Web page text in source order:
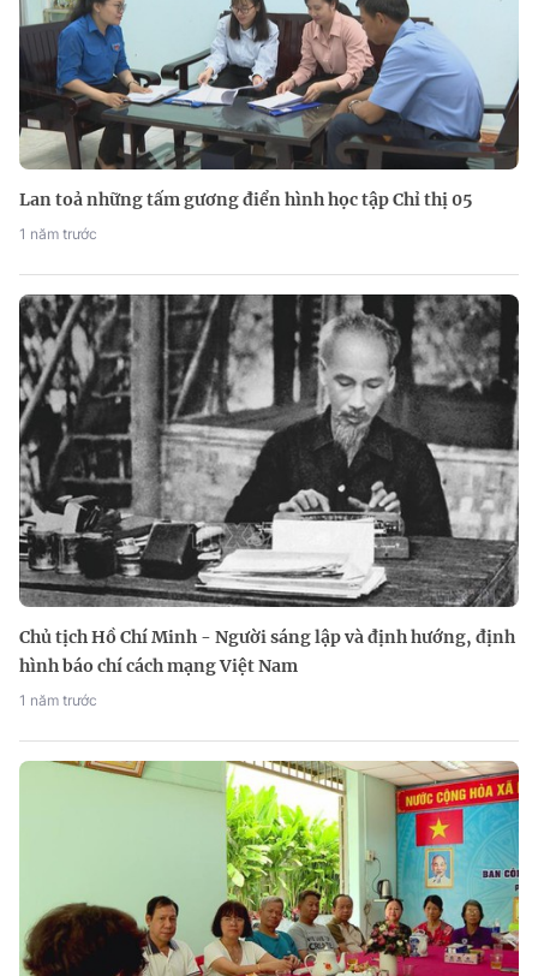
Lan toả những tấm gương điển hình học tập Chỉ thị 05
1 năm trước
Chủ tịch Hồ Chí Minh - Người sáng lập và định hướng, định
hình báo chí cách mạng Việt Nam
1 năm trước